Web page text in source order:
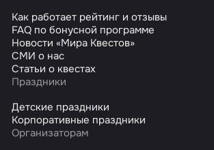
Как работает рейтинг и отзывы
FAQ по бонусной программе
Новости «Мира Квестов»
СМИ о нас
Статьи о квестах
Праздники
Детские праздники
Корпоративные праздники
Организаторам